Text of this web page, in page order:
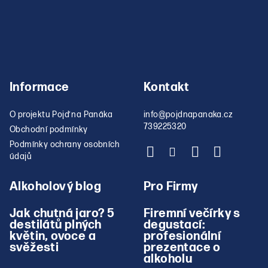
Informace
O projektu Pojď na Panáka
Obchodní podmínky
Podmínky ochrany osobních
údajů
Kontakt
info@pojdnapanaka.cz
739225320
Alkoholový blog
Jak chutná jaro? 5
destilátů plných
květin, ovoce a
svěžesti
Pro Firmy
Firemní večírky s
degustací:
profesionální
prezentace o
alkoholu